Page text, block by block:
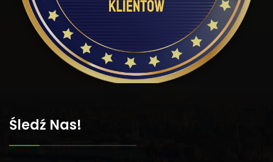
Śledź Nas!